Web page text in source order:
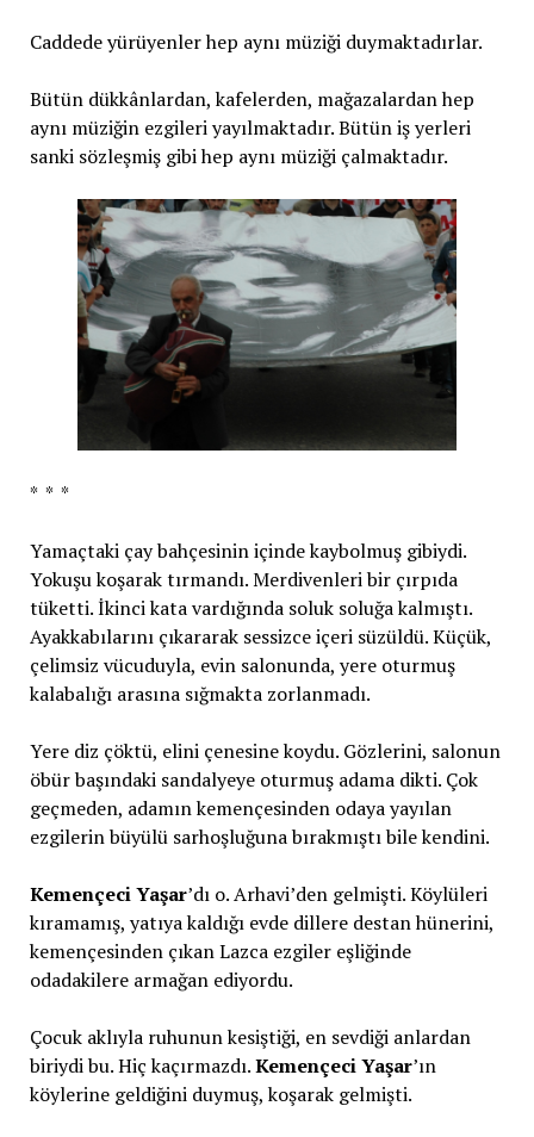
Caddede yürüyenler hep aynı müziği duymaktadırlar.
Bütün dükkânlardan, kafelerden, mağazalardan hep
aynı müziğin ezgileri yayılmaktadır. Bütün iş yerleri
sanki sözleşmiş gibi hep aynı müziği çalmaktadır.
* * *
Yamaçtaki çay bahçesinin içinde kaybolmuş gibiydi.
Yokuşu koşarak tırmandı. Merdivenleri bir çırpıda
tüketti. İkinci kata vardığında soluk soluğa kalmıştı.
Ayakkabılarını çıkararak sessizce içeri süzüldü. Küçük,
çelimsiz vücuduyla, evin salonunda, yere oturmuş
kalabalığı arasına sığmakta zorlanmadı.
Yere diz çöktü, elini çenesine koydu. Gözlerini, salonun
öbür başındaki sandalyeye oturmuş adama dikti. Çok
geçmeden, adamın kemençesinden odaya yayılan
ezgilerin büyülü sarhoşluğuna bırakmıştı bile kendini.
Kemençeci Yaşar’dı o. Arhavi’den gelmişti. Köylüleri
kıramamış, yatıya kaldığı evde dillere destan hünerini,
kemençesinden çıkan Lazca ezgiler eşliğinde
odadakilere armağan ediyordu.
Çocuk aklıyla ruhunun kesiştiği, en sevdiği anlardan
biriydi bu. Hiç kaçırmazdı.Kemençeci Yaşar’ın
köylerine geldiğini duymuş, koşarak gelmişti.